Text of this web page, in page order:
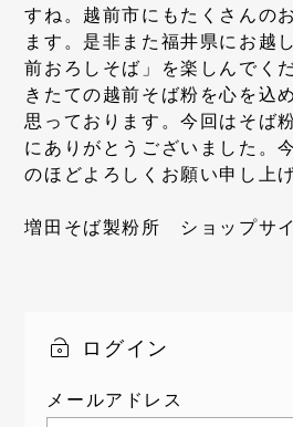
すね。越前市にもたくさんの
ます。是非また福井県にお越
前おろしそば」を楽しんでく
きたての越前そば粉を心を込
思っております。今回はそば
にありがとうございました。
のほどよろしくお願い申し上
増田そば製粉所 ショップサ
ログイン
メールアドレス